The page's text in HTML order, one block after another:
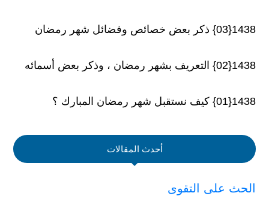
1438{03} ذكر بعض خصائص وفضائل شهر رمضان
1438{02} التعريف بشهر رمضان ، وذكر بعض أسمائه
1438{01} كيف نستقبل شهر رمضان المبارك ؟
أحدث المقالات
الحث على التقوى